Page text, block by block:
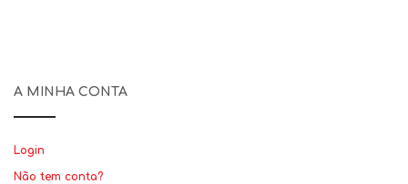
A MINHA CONTA
Login
Não tem conta?